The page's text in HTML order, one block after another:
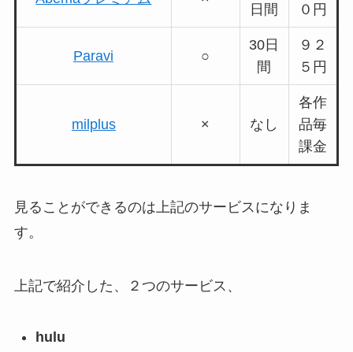
日間
０円
Paravi ○
30日
間
９２
５円
milplus × なし
各作
品毎
課金
見ることができるのは上記のサービスになりま
す。
上記で紹介した、２つのサービス、
hulu